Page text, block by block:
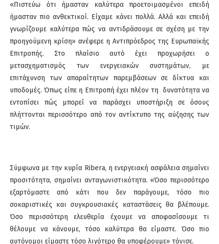
«Πιστεύω ότι ήμασταν καλύτερα προετοιμασμένοι επειδή
ήμασταν πιο ανθεκτικοί. Είχαμε κάνει πολλά. Αλλά και επειδή
γνωρίζουμε καλύτερα πώς να αντιδράσουμε σε σχέση με την
προηγούμενη κρίση» ανέφερε η Αντιπρόεδρος της Ευρωπαϊκής
Επιτροπής. Στο πλαίσιο αυτό έχει προχωρήσει ο
μετασχηματισμός των ενεργειακών συστημάτων, με
επιτάχυνση των απαραίτητων παρεμβάσεων σε δίκτυα και
υποδομές. Όπως είπε η Επιτροπή έχει πλέον τη δυνατότητα να
εντοπίσει πώς μπορεί να παράσχει υποστήριξη σε όσους
πλήττονται περισσότερο από τον αντίκτυπο της αύξησης των
τιμών.
Σύμφωνα με την κυρία Ribera, η ενεργειακή ασφάλεια σημαίνει
προσιτότητα, σημαίνει ανταγωνιστικότητα. «Όσο περισσότερο
εξαρτόμαστε από κάτι που δεν παράγουμε, τόσο πιο
σοκαριστικές και συγκρουσιακές καταστάσεις θα βλέπουμε.
Όσο περισσότερη ελευθερία έχουμε να αποφασίσουμε τι
θέλουμε να κάνουμε, τόσο καλύτερα θα είμαστε. Όσο πιο
αυτόνομοι είμαστε τόσο λιγότερο θα υποφέρουμε» τόνισε.